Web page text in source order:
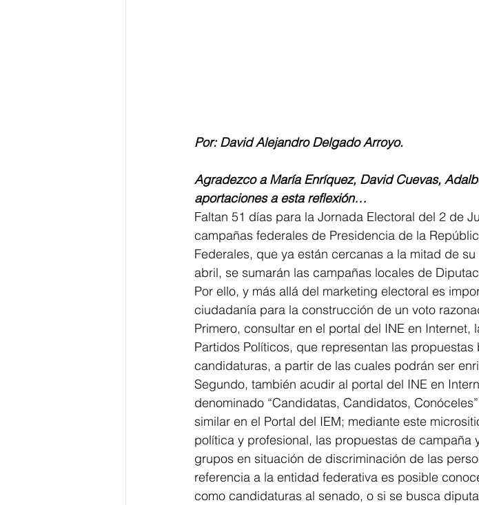
Por: David Alejandro Delgado Arroyo.
Agradezco a María Enríquez, David Cuevas,
aportaciones a esta reflexión…
Faltan 51 días para la Jornada Electoral del 2 de
campañas federales de Presidencia de la
Federales, que ya están cercanas a la mitad de
abril, se sumarán las campañas locales de
Por ello, y más allá del marketing electoral es
ciudadanía para la construcción de un voto
Primero, consultar en el portal del INE en
Partidos Políticos, que representan las
candidaturas, a partir de las cuales podrán ser
Segundo, también acudir al portal del INE en
denominado “Candidatas, Candidatos,
similar en el Portal del IEM; mediante este
política y profesional, las propuestas de
grupos en situación de discriminación de las
referencia a la entidad federativa es posible
como candidaturas al senado, o si se busca